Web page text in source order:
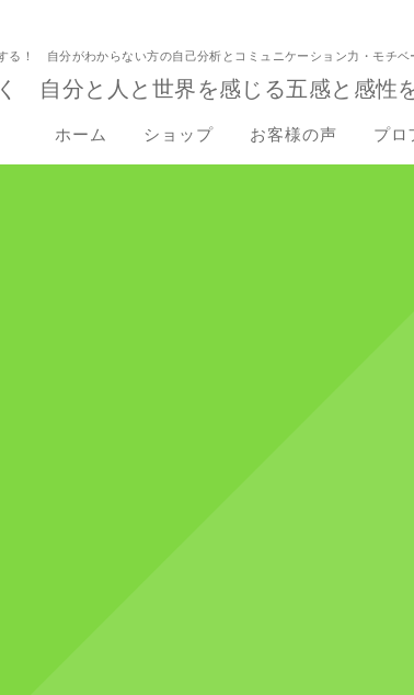
！ 自分がわからない方の自己分析とコミュニケーション力・モチ
自分と人と世界を感じる五感と感性
ホーム ショップ お客様の声 プロ